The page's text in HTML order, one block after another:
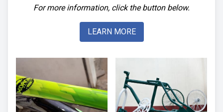
For more information, click the button below.
LEARN MORE